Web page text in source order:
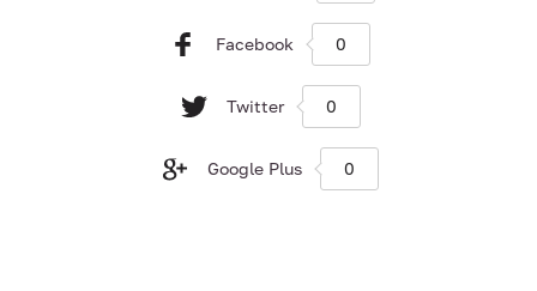
Facebook 0
Twitter 0
Google Plus 0